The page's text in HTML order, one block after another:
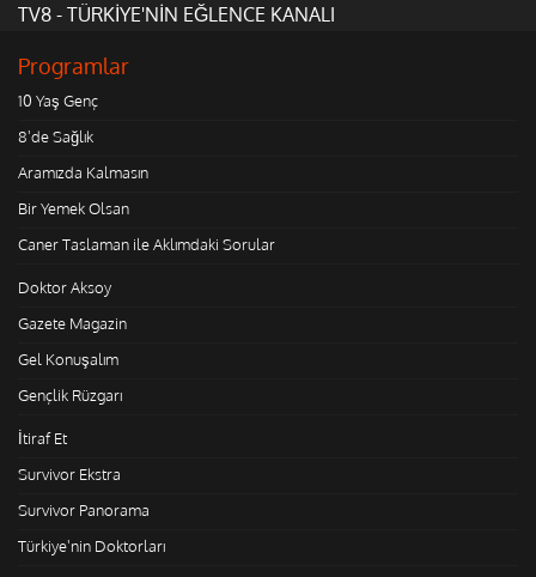
TV8 - TÜRKİYE'NİN EĞLENCE KANALI
Programlar
10 Yaş Genç
8'de Sağlık
Aramızda Kalmasın
Bir Yemek Olsan
Caner Taslaman ile Aklımdaki Sorular
Doktor Aksoy
Gazete Magazin
Gel Konuşalım
Gençlik Rüzgarı
İtiraf Et
Survivor Ekstra
Survivor Panorama
Türkiye'nin Doktorları